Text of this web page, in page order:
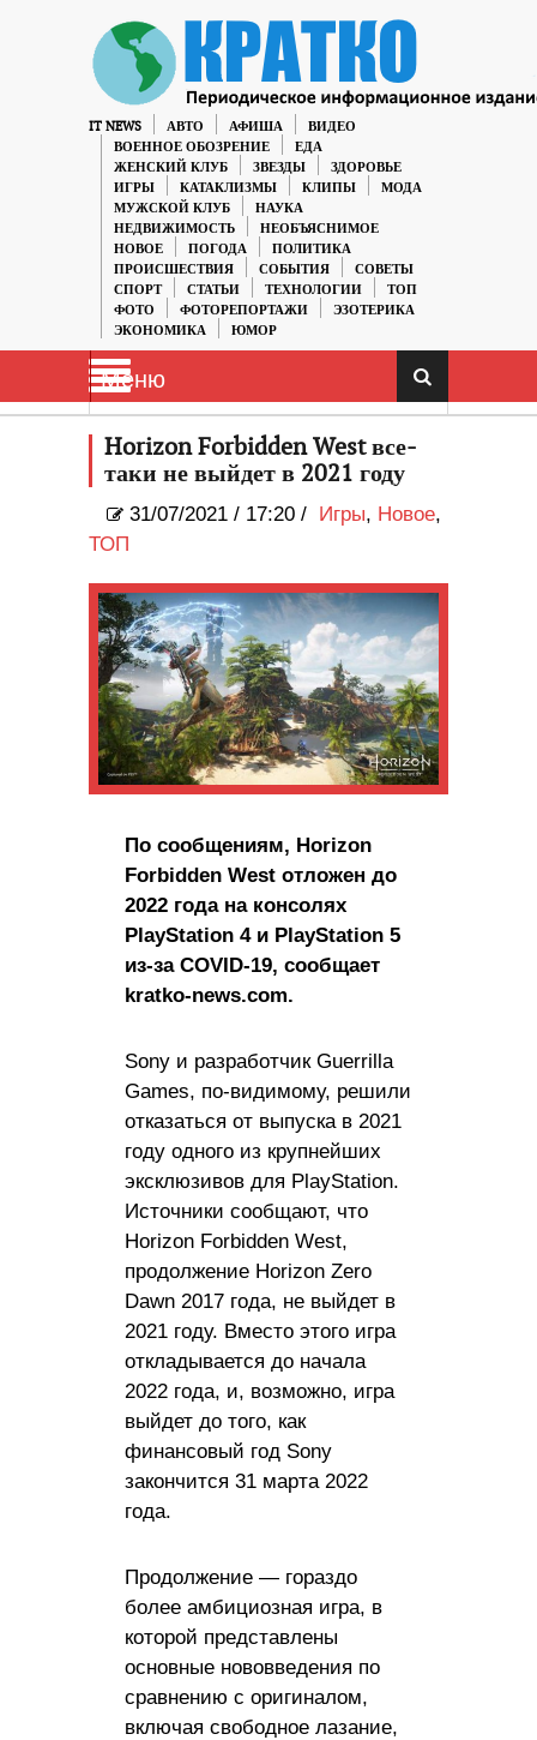
IT NEWS АВТО АФИША
ВИДЕО
ВОЕННОЕ ОБОЗРЕНИЕ
ЕДА
ЖЕНСКИЙ КЛУБ
ЗВЕЗДЫ
ЗДОРОВЬЕ
ИГРЫ
КАТАКЛИЗМЫ КЛИПЫ
МОДА
МУЖСКОЙ КЛУБ
НАУКА
НЕДВИЖИМОСТЬ
НЕОБЪЯСНИМОЕ
НОВОЕ
ПОГОДА
ПОЛИТИКА
ПРОИСШЕСТВИЯ
СОБЫТИЯ
СОВЕТЫ
СПОРТ
СТАТЬИ ТЕХНОЛОГИИ
ТОП
ФОТО
ФОТОРЕПОРТАЖИ
ЭЗОТЕРИКА
ЭКОНОМИКА
ЮМОР
Меню
Horizon Forbidden West все-
таки не выйдет в 2021 году
31/07/2021 / 17:20 / Игры, Новое,
ТОП
По сообщениям, Horizon
Forbidden West отложен до
2022 года на консолях
PlayStation 4 и PlayStation 5
из-за COVID-19, сообщает
kratko-news.com.
Sony и разработчик Guerrilla
Games, по-видимому, решили
отказаться от выпуска в 2021
году одного из крупнейших
эксклюзивов для PlayStation.
Источники сообщают, что
Horizon Forbidden West,
продолжение Horizon Zero
Dawn 2017 года, не выйдет в
2021 году. Вместо этого игра
откладывается до начала
2022 года, и, возможно, игра
выйдет до того, как
финансовый год Sony
закончится 31 марта 2022
года.
Продолжение — гораздо
более амбициозная игра, в
которой представлены
основные нововведения по
сравнению с оригиналом,
включая свободное лазание,